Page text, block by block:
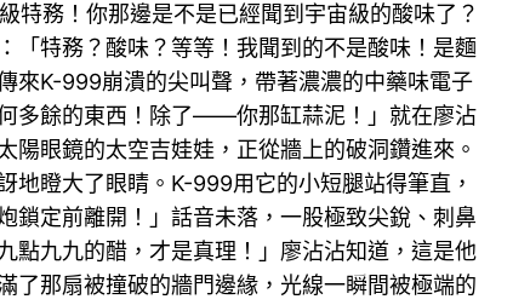
級特務！你那邊是不是已經聞到宇宙級的酸味了？
「特務？酸味？等等！我聞到的不是酸味！是麵
來K-999崩潰的尖叫聲，帶著濃濃的中藥味電子
多餘的東西！除了——你那缸蒜泥！」就在廖沾
眼鏡的太空吉娃娃，正從牆上的破洞鑽進來。
瞪大了眼睛。K-999用它的小短腿站得筆直，
鎖定前離開！」話音未落，一股極致尖銳、刺鼻
點九九的醋，才是真理！」廖沾沾知道，這是他
了那扇被撞破的牆門邊緣，光線一瞬間被極端的